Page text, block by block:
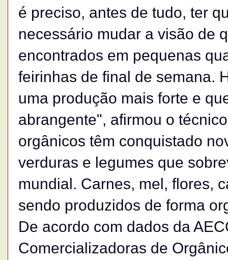
é preciso, antes de tudo, ter
necessário mudar a visão de
encontrados em pequenas
feirinhas de final de semana.
uma produção mais forte e
abrangente", afirmou o
orgânicos têm conquistado
verduras e legumes que
mundial. Carnes, mel, flores,
sendo produzidos de forma
De acordo com dados da
Comercializadoras de